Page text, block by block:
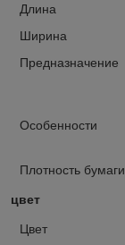
Длина
Ширина
Предназначение
Особенности
Плотность бумаги
цвет
Цвет